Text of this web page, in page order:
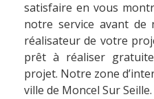
satisfaire en vous
notre service avant de
réalisateur de votre
prêt à réaliser
projet. Notre zone
ville de Moncel Sur Seille.